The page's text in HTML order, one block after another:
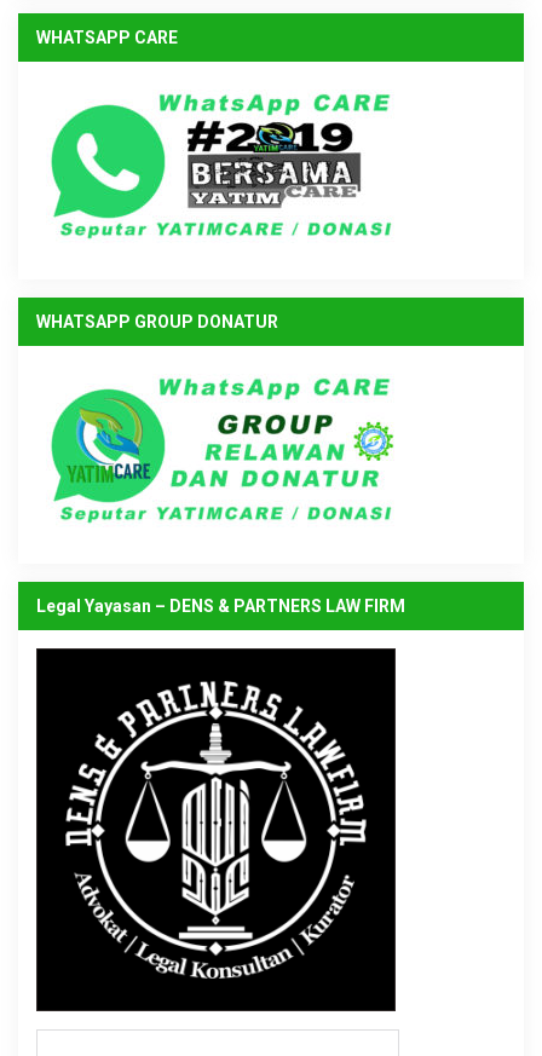
WHATSAPP CARE
WHATSAPP GROUP DONATUR
Legal Yayasan – DENS & PARTNERS LAW FIRM